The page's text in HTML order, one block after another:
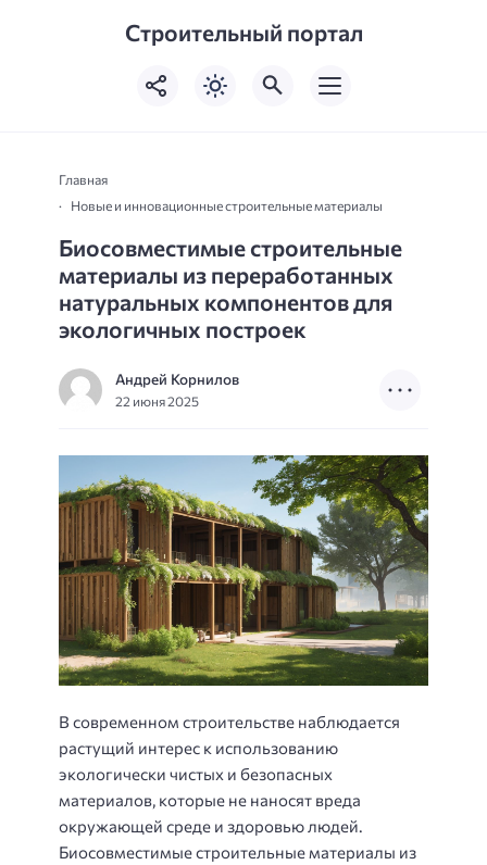
Строительный портал
Главная
Новые и инновационные строительные материалы
Биосовместимые строительные
материалы из переработанных
натуральных компонентов для
экологичных построек
Андрей Корнилов
22 июня 2025
В современном строительстве наблюдается
растущий интерес к использованию
экологически чистых и безопасных
материалов, которые не наносят вреда
окружающей среде и здоровью людей.
Биосовместимые строительные материалы из